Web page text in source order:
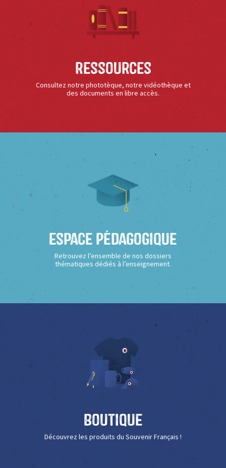
Ressources
Consultez notre phototèque, notre vidéothèque et
des documents en libre accès.
Espace Pédagogique
Retrouvez l’ensemble de nos dossiers
thématiques dédiés à l’enseignement.
Boutique
Découvrez les produits du Souvenir Français !